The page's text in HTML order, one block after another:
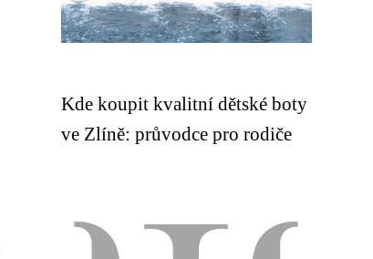
Kde koupit kvalitní dětské boty
ve Zlíně: průvodce pro rodiče